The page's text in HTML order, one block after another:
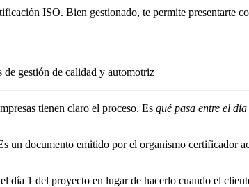
ISO. Bien gestionado, te permite presentarte
de gestión de calidad y automotriz
tienen claro el proceso. Es qué pasa entre el
un documento emitido por el organismo certificador
día 1 del proyecto en lugar de hacerlo cuando el